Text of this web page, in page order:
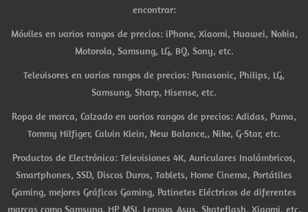
encontrar:
Móviles en varios rangos de precios: iPhone, Xiaomi, Huawei, Nokia,
Motorola, Samsung, LG, BQ, Sony, etc.
Televisores en varios rangos de precios: Panasonic, Philips, LG,
Samsung, Sharp, Hisense, etc.
Ropa de marca, Calzado en varios rangos de precios: Adidas, Puma,
Tommy Hilfiger, Calvin Klein, New Balance,, Nike, G-Star, etc.
Productos de Electrónica: Televisiones 4K, Auriculares Inalámbricos,
Smartphones, SSD, Discos Duros, Tablets, Home Cinema, Portátiles
Gaming, mejores Gráficas Gaming, Patinetes Eléctricos de diferentes
marcas como Samsung, HP, MSI, Lenovo, Asus, Skateflash, Xiaomi, etc.